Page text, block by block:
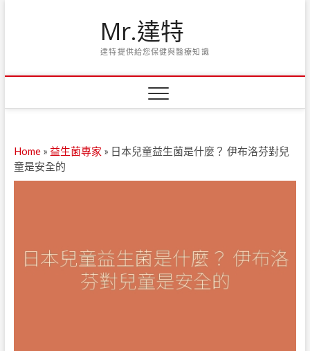
Mr.達特
達特提供給您保健與醫療知識
Home» 益生菌專家 » 日本兒童益生菌是什麼？ 伊布洛芬對兒
童是安全的